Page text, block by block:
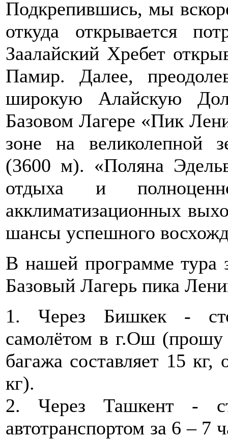
Подкрепившись, мы
откуда открывается
Заалайский Хребет
Памир. Далее,
широкую Алайскую
Базовом Лагере «Пик
зоне на великолепной
(3600 м). «Поляна
отдыха и
акклиматизационных
шансы успешного
В нашей программе тура
Базовый Лагерь пика
1. Через Бишкек -
самолётом в г.Ош (прошу
багажа составляет 15 кг,
кг).
2. Через Ташкент -
автотранспортом за 6 – 7